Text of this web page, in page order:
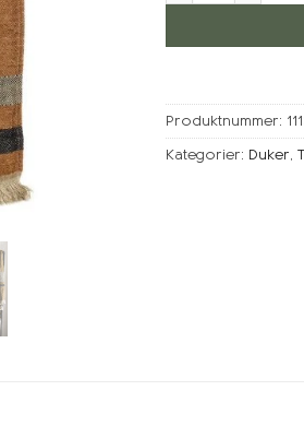
Produktnummer:
Kategorier: Duker,